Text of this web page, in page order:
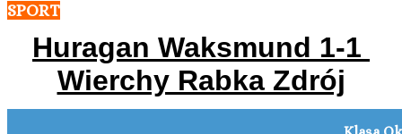
SPORT
Huragan Waksmund 1-1
Wierchy Rabka Zdrój